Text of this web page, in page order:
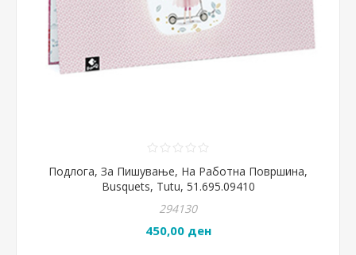
Подлога, За Пишување, На Работна Површина,
Busquets, Tutu, 51.695.09410
294130
450,00 ден